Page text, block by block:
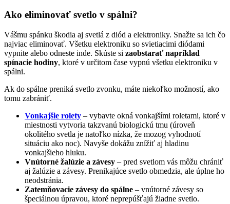
Ako eliminovať svetlo v spálni?
Vášmu spánku škodia aj svetlá z diód a elektroniky. Snažte sa ich čo
najviac eliminovať. Všetku elektroniku so svietiacimi diódami
vypnite alebo odneste inde. Skúste si zaobstarať napríklad
spínacie hodiny, ktoré v určitom čase vypnú všetku elektroniku v
spálni.
Ak do spálne preniká svetlo zvonku, máte niekoľko možností, ako
tomu zabrániť.
Vonkajšie rolety – vybavte okná vonkajšími roletami, ktoré v
miestnosti vytvoria takzvanú biologickú tmu (úroveň
okolitého svetla je natoľko nízka, že mozog vyhodnotí
situáciu ako noc). Navyše dokážu znížiť aj hladinu
vonkajšieho hluku.
Vnútorné žalúzie a závesy – pred svetlom vás môžu chrániť
aj žalúzie a závesy. Prenikajúce svetlo obmedzia, ale úplne ho
neodstránia.
Zatemňovacie závesy do spálne – vnútorné závesy so
špeciálnou úpravou, ktoré neprepúšťajú žiadne svetlo.